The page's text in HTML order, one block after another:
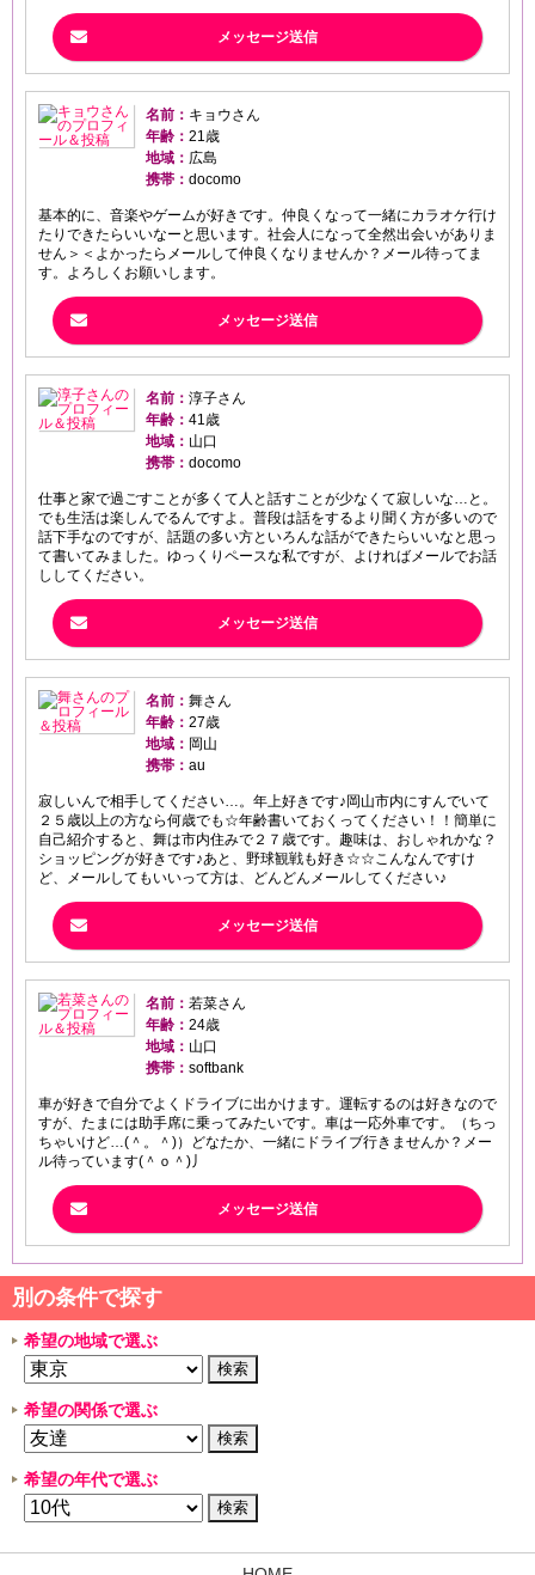
メッセージ送信
名前： キョウさん
年齢： 21歳
地域： 広島
携帯： docomo
基本的に、音楽やゲームが好きです。仲良くなって一緒にカラオケ行け
たりできたらいいなーと思います。社会人になって全然出会いがありま
せん＞＜よかったらメールして仲良くなりませんか？メール待ってま
す。よろしくお願いします。
メッセージ送信
名前： 淳子さん
年齢： 41歳
地域： 山口
携帯： docomo
仕事と家で過ごすことが多くて人と話すことが少なくて寂しいな…と。
でも生活は楽しんでるんですよ。普段は話をするより聞く方が多いので
話下手なのですが、話題の多い方といろんな話ができたらいいなと思っ
て書いてみました。ゆっくりペースな私ですが、よければメールでお話
ししてください。
メッセージ送信
名前： 舞さん
年齢： 27歳
地域： 岡山
携帯： au
寂しいんで相手してください…。年上好きです♪岡山市内にすんでいて
２５歳以上の方なら何歳でも☆年齢書いておくってください！！簡単に
自己紹介すると、舞は市内住みで２７歳です。趣味は、おしゃれかな？
ショッピングが好きです♪あと、野球観戦も好き☆☆こんなんですけ
ど、メールしてもいいって方は、どんどんメールしてください♪
メッセージ送信
名前： 若菜さん
年齢： 24歳
地域： 山口
携帯： softbank
車が好きで自分でよくドライブに出かけます。運転するのは好きなので
すが、たまには助手席に乗ってみたいです。車は一応外車です。（ちっ
ちゃいけど…(＾。＾)）どなたか、一緒にドライブ行きませんか？メー
ル待っています(＾ｏ＾)丿
メッセージ送信
別の条件で探す
希望の地域で選ぶ
希望の関係で選ぶ
希望の年代で選ぶ